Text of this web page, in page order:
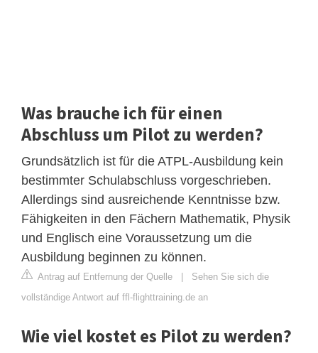
Was brauche ich für einen
Abschluss um Pilot zu werden?
Grundsätzlich ist für die ATPL-Ausbildung kein
bestimmter Schulabschluss vorgeschrieben.
Allerdings sind ausreichende Kenntnisse bzw.
Fähigkeiten in den Fächern Mathematik, Physik
und Englisch eine Voraussetzung um die
Ausbildung beginnen zu können.
Antrag auf Entfernung der Quelle
Sehen Sie sich die
vollständige Antwort auf ffl-flighttraining.de an
Wie viel kostet es Pilot zu werden?